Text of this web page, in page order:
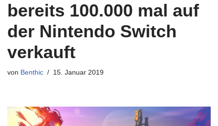
bereits 100.000 mal auf
der Nintendo Switch
verkauft
von Benthic 15. Januar 2019